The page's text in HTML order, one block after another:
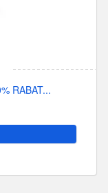
RABAT...